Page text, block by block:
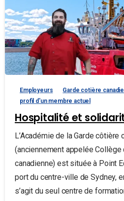
Employeurs Garde cotière
profil d'un membre actuel
Hospitalité et
L’Académie de la Garde côtière
(anciennement appelée Collège
canadienne) est située à Point
port du centre-ville de Sydney,
s’agit du seul centre de